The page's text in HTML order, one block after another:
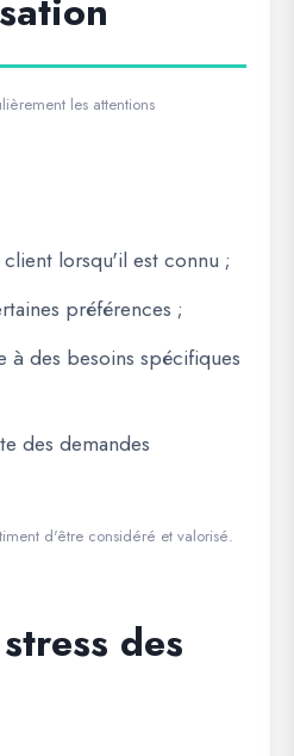
les attentions
lorsqu'il est connu ;
préférences ;
à des besoins spécifiques
des demandes
d'être considéré et valorisé.
des